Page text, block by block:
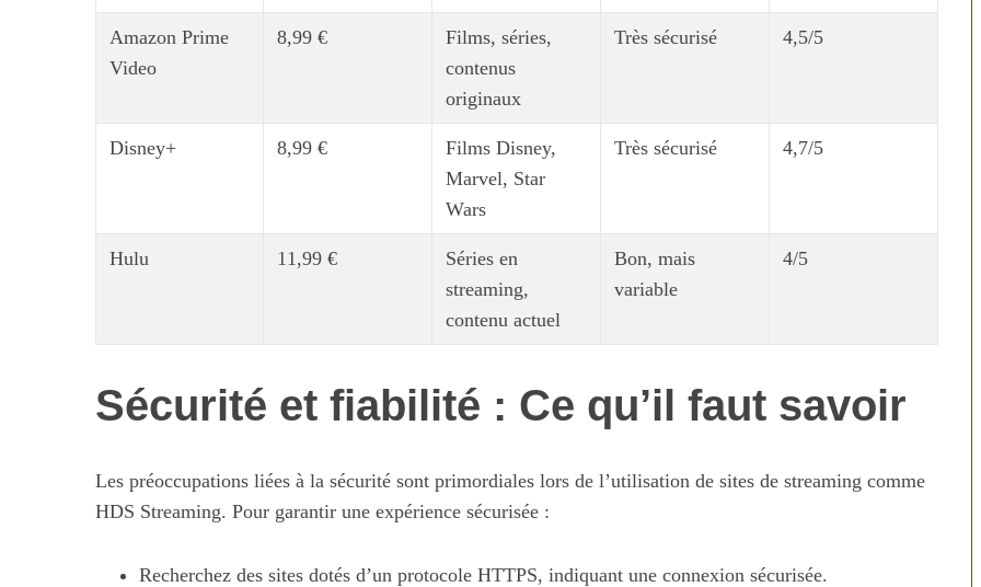
Amazon Prime
Video
8,99 €
Films, séries,
contenus
originaux
Très sécurisé 4,5/5
Disney+ 8,99 €
Films Disney,
Marvel, Star
Wars
Très sécurisé 4,7/5
Hulu 11,99 €
Séries en
streaming,
contenu actuel
Bon, mais
variable
4/5
Sécurité et fiabilité : Ce qu’il faut savoir
Les préoccupations liées à la sécurité sont primordiales lors de l’utilisation de sites de streaming comme
HDS Streaming. Pour garantir une expérience sécurisée :
Recherchez des sites dotés d’un protocole HTTPS, indiquant une connexion sécurisée.